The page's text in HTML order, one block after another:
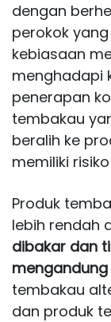
dengan
perokok
kebiasaan
menghadapi
penerapan
tembakau
beralih ke
memiliki
Produk
lebih rendah
dibakar dan
mengandung
tembakau
dan produk